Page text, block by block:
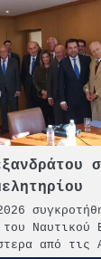
Ναυτικού
από τις